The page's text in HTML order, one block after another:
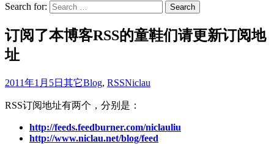
Search for:
订阅了本博客RSS的童鞋们请更新订阅地
址
2011年1月5日 其它Blog, RSSNiclau
RSS订阅地址有两个，分别是：
http://feeds.feedburner.com/niclauliu
http://www.niclau.net/blog/feed